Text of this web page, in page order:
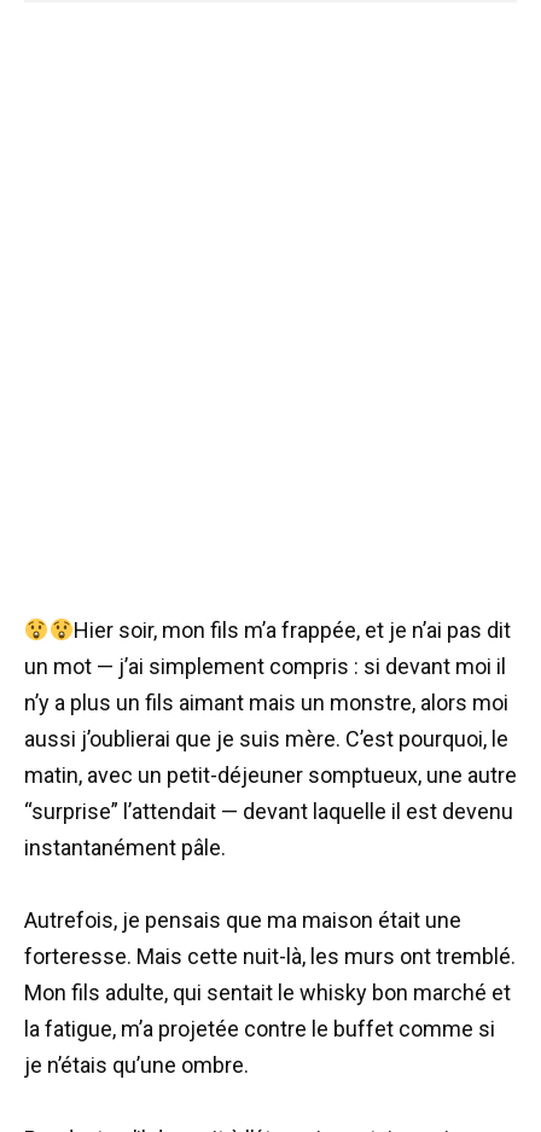
Hier soir, mon fils m’a frappée, et je n’ai pas dit
un mot — j’ai simplement compris : si devant moi il
n’y a plus un fils aimant mais un monstre, alors moi
aussi j’oublierai que je suis mère. C’est pourquoi, le
matin, avec un petit-déjeuner somptueux, une autre
“surprise” l’attendait — devant laquelle il est devenu
instantanément pâle.
Autrefois, je pensais que ma maison était une
forteresse. Mais cette nuit-là, les murs ont tremblé.
Mon fils adulte, qui sentait le whisky bon marché et
la fatigue, m’a projetée contre le buffet comme si
je n’étais qu’une ombre.